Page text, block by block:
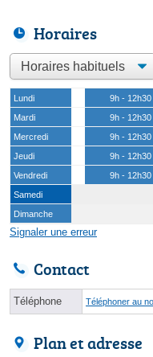
Horaires
Lundi 9h - 12h30
Mardi
9h - 12h30
Mercredi
9h - 12h30
Jeudi
9h - 12h30
Vendredi
9h - 12h30
Samedi
Dimanche
Signaler une erreur
Contact
Téléphone Téléphoner au
Plan et adresse